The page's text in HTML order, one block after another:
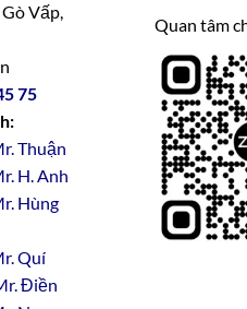
Gò Vấp,
75
Thuận
H. Anh
Hùng
Quí
Điền
Quan tâm